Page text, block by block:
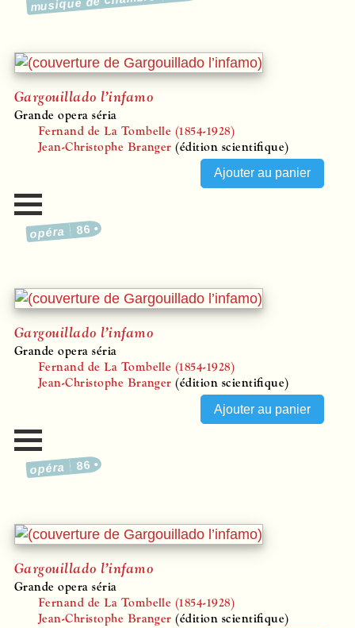
Gargouillado l’infamo
Grande opera séria
Fernand de La Tombelle (1854-1928)
Jean-Christophe Branger (édition scientifique)
opéra 86
Gargouillado l’infamo
Grande opera séria
Fernand de La Tombelle (1854-1928)
Jean-Christophe Branger (édition scientifique)
opéra 86
Gargouillado l’infamo
Grande opera séria
Fernand de La Tombelle (1854-1928)
Jean-Christophe Branger (édition scientifique)